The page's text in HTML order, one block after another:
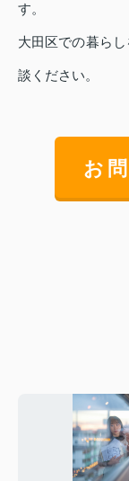
す。
大田区での暮ら
談ください。
お